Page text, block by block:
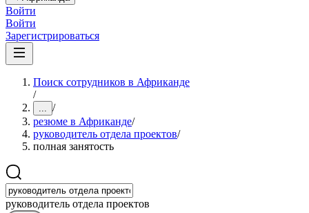
Войти
Войти
Зарегистрироваться
Поиск сотрудников в Африканде
/
... /
резюме в Африканде/
руководитель отдела проектов/
полная занятость
руководитель отдела проектов